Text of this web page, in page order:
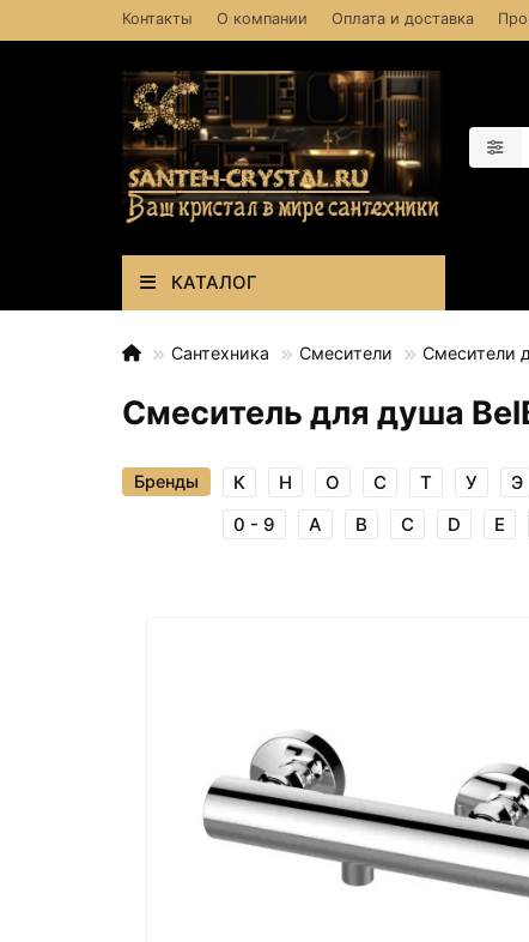
Контакты О компании Оплата и доставка
КАТАЛОГ
Сантехника Смесители Смесители
Смеситель для душа
Бренды
0 - 9 A B C D E
К Н О С Т У Э